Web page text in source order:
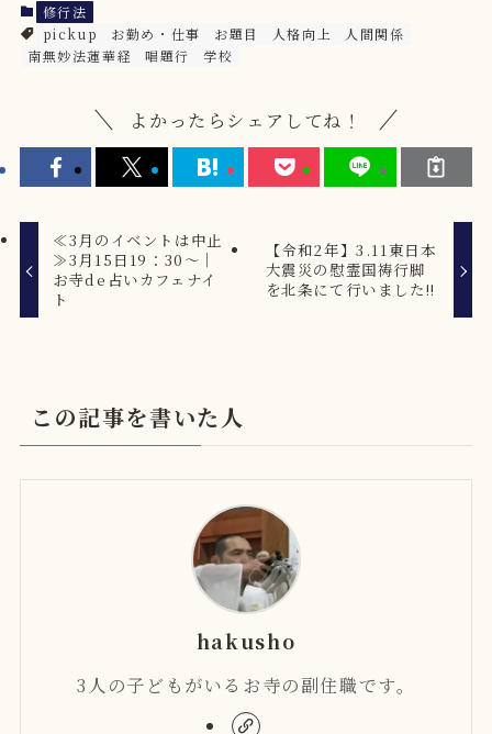
修行法
pickup
お勤め・仕事 お題目 人格向上
人間関係
南無妙法蓮華経
唱題行 学校
よかったらシェアしてね！
≪3月のイベントは中止
≫3月15日19：30～｜
お寺de占いカフェナイ
ト
【令和2年】3.11東日本
大震災の慰霊国祷行脚
を北条にて行いました!!
この記事を書いた人
hakusho
3人の子どもがいるお寺の副住職です。